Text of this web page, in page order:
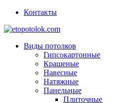
Контакты
Виды потолков
Гипсокартонные
Крашеные
Навесные
Натяжные
Панельные
Плиточные